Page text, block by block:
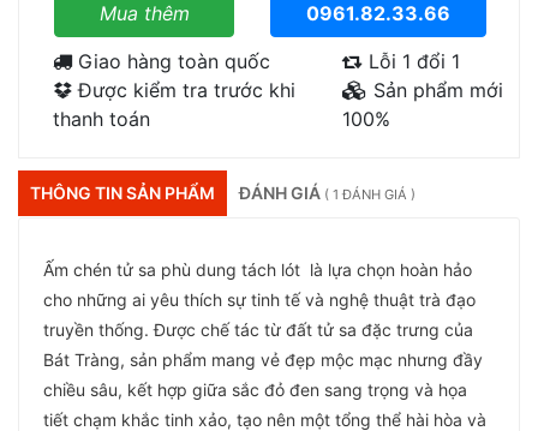
Mua thêm
0961.82.33.66
Giao hàng toàn quốc
Được kiểm tra trước khi
thanh toán
Lỗi 1 đổi 1
Sản phẩm mới
100%
THÔNG TIN SẢN PHẨM ĐÁNH GIÁ ( 1 ĐÁNH GIÁ )
Ấm chén tử sa phù dung tách lót là lựa chọn hoàn hảo
cho những ai yêu thích sự tinh tế và nghệ thuật trà đạo
truyền thống. Được chế tác từ đất tử sa đặc trưng của
Bát Tràng, sản phẩm mang vẻ đẹp mộc mạc nhưng đầy
chiều sâu, kết hợp giữa sắc đỏ đen sang trọng và họa
tiết chạm khắc tinh xảo, tạo nên một tổng thể hài hòa và